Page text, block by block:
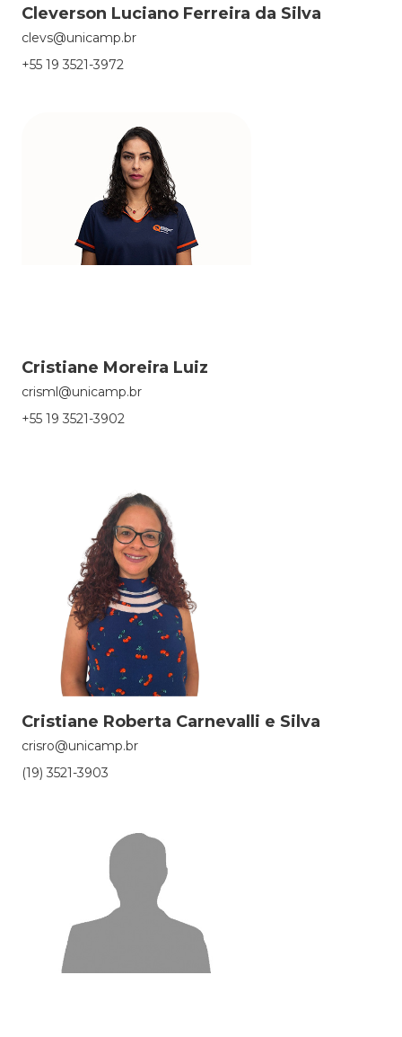
Cleverson Luciano Ferreira da Silva
clevs@unicamp.br
+55 19 3521-3972
Cristiane Moreira Luiz
crisml@unicamp.br
+55 19 3521-3902
Cristiane Roberta Carnevalli e Silva
crisro@unicamp.br
(19) 3521-3903